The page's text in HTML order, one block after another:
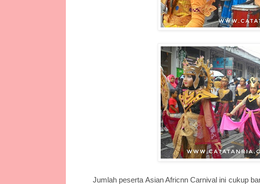
Jumlah peserta Asian Africnn Carnival ini cukup